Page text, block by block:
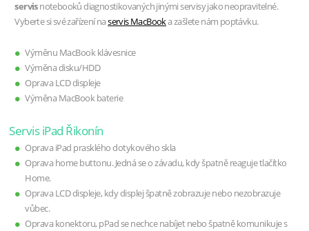
servisnotebooků diagnostikovaných jinými servisy jako neopravitelné.
Vyberte si své zařízení naservis MacBooka zašlete nám poptávku.
Výměnu MacBook klávesnice
Výměna disku/HDD
Oprava LCD displeje
Výměna MacBook baterie
Servis iPad Řikonín
Oprava iPad prasklého dotykového skla
Oprava home buttonu. Jedná se o závadu, kdy špatně reaguje tlačítko
Home.
Oprava LCD displeje, kdy displej špatně zobrazuje nebo nezobrazuje
vůbec.
Oprava konektoru, pPad se nechce nabíjet nebo špatně komunikuje s